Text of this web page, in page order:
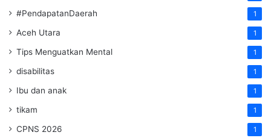
#PendapatanDaerah 1
Aceh Utara 1
Tips Menguatkan Mental 1
disabilitas 1
Ibu dan anak 1
tikam 1
CPNS 2026 1